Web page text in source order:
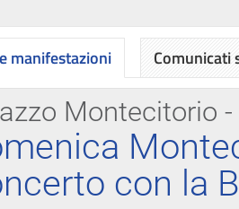
manifestazioni
Montecitorio
con la
Comunicati